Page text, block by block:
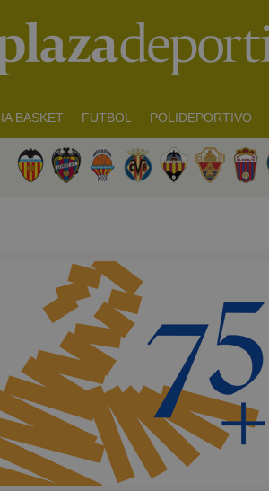
BASKET FUTBOL POLIDEPORTIVO